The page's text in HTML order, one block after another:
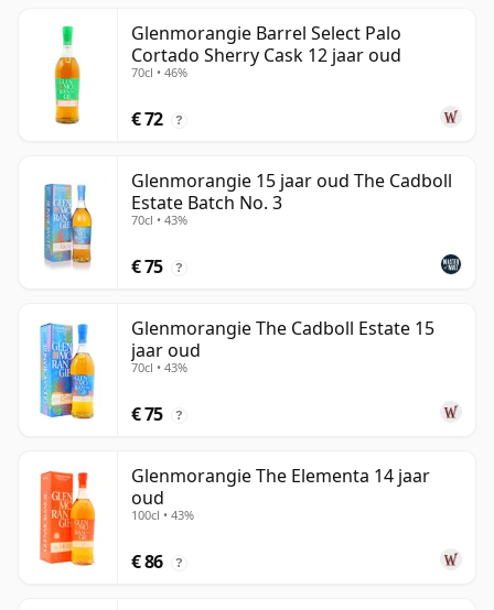
Glenmorangie Barrel Select Palo
Cortado Sherry Cask 12 jaar oud
70cl • 46%
€ 72 ?
Glenmorangie 15 jaar oud The Cadboll
Estate Batch No. 3
70cl • 43%
€ 75 ?
Glenmorangie The Cadboll Estate 15
jaar oud
70cl • 43%
€ 75 ?
Glenmorangie The Elementa 14 jaar
oud
100cl • 43%
€ 86 ?